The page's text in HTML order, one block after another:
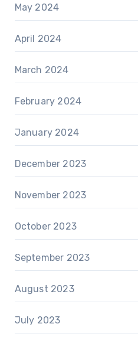
May 2024
April 2024
March 2024
February 2024
January 2024
December 2023
November 2023
October 2023
September 2023
August 2023
July 2023